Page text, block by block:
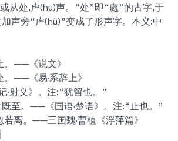
从处,虍(hū)声。“处”即“處”的古字,于
声旁“虍(hù)”变成了形声字。本义:中
。——《说文》
——《易·系辞上》
射义》。注:“犹留也。”
至。——《国语·楚语》。注:“止也。”
离。——三国魏·曹植《浮萍篇》